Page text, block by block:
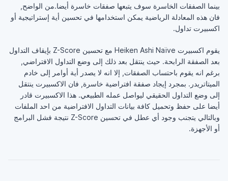
بينما الصفقات الخاسرة سوف يتبعها صفقات خاسرة أيضا.من الواضح,
فان هذه المعادلة الرياضية يمكن استخدامها في تحسين أية إستراتيجية أو
اكسبيرت تداول.
يقوم اكسبيرت Heiken Ashi Naïve مع تحسين Z-Score بإيقاف التداول
بعد الصفقة الرابحة. حيث ينتقل بعد ذلك إلى وضع التداول الافتراضي,
برغم انه يقوم باحتساب الصفقات, إلا انه لا يصدر أية أوامر إلى خادم
الميتاتريدر. بمجرد إيجاد صفقة افتراضية خاسرة, فان الاكسبيرت ينتقل
إلى وضع التداول الحقيقي ليواصل عمله الطبيعي. هذا الاكسبيرت قادر
أيضا على حفظ وتحميل كافة بيانات التداول الافتراضية من احد الملفات
وبالتالي يتجنب وجود أي عطل في تحسين Z-Score نتيجة فشل البرامج
أو الأجهزة.